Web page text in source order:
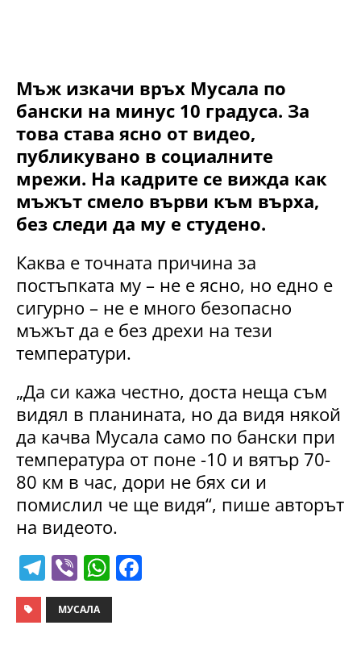
Мъж изкачи връх Мусала по
бански на минус 10 градуса. За
това става ясно от видео,
публикувано в социалните
мрежи. На кадрите се вижда как
мъжът смело върви към върха,
без следи да му е студено.
Каква е точната причина за
постъпката му – не е ясно, но едно е
сигурно – не е много безопасно
мъжът да е без дрехи на тези
температури.
„Да си кажа честно, доста неща съм
видял в планината, но да видя някой
да качва Мусала само по бански при
температура от поне -10 и вятър 70-
80 км в час, дори не бях си и
помислил че ще видя“, пише авторът
на видеото.
T
el
e
Vi
b
er
W
h
at
МУСАЛА